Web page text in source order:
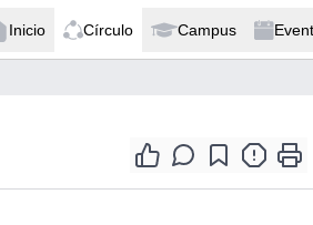
Inicio Círculo Campus